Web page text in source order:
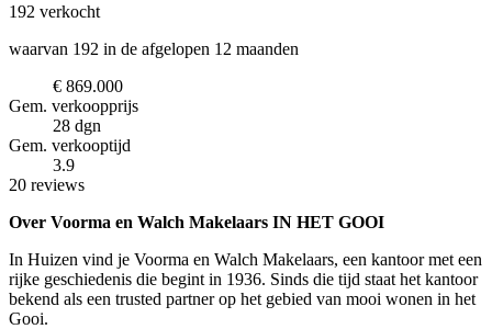
192 verkocht
waarvan 192 in de afgelopen 12 maanden
€ 869.000
Gem. verkoopprijs
28 dgn
Gem. verkooptijd
3.9
20 reviews
Over Voorma en Walch Makelaars IN HET GOOI
In Huizen vind je Voorma en Walch Makelaars, een kantoor met een
rijke geschiedenis die begint in 1936. Sinds die tijd staat het kantoor
bekend als een trusted partner op het gebied van mooi wonen in het
Gooi.